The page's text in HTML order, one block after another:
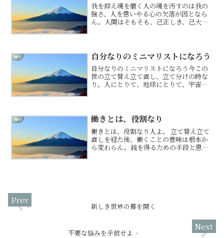
我を抑え魂を磨く人の魂を汚すのは我の
強さ、人を思いやる心の欠落が因となら
ん。人間はそもそも、己正しき、己大切
のみに目が行く人は、己こ...
神示 自分なりのミニマリストになろう
自分なりのミニマリストになろう今この
世の立て替え立て直し、立て分けの時な
り。人にとりて、地球にとりて、宇宙に
に物事が動いていきます。...
神示 働きとは、役割なり
働きとは、役割なり人よ。 立て替え立て
直しを経た後、働くことの意味は根本か
ら変わらん。銭を得るための手段と思う
新しき世界の幕を開く
不要な悩みを手放せよ